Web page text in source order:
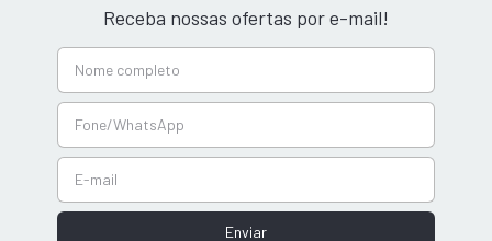
Receba nossas ofertas por e-mail!